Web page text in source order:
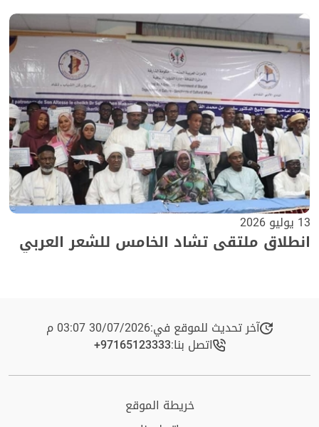
13 يوليو 2026
انطلاق ملتقى تشاد الخامس للشعر العربي
آخر تحديث للموقع في:30/07/2026 03:07 م
اتصل بنا:+97165123333​
خريطة الموقع